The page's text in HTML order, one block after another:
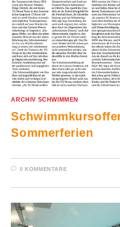
ARCHIV SCHWIMMEN
Sommerferien
0 KOMMENTARE